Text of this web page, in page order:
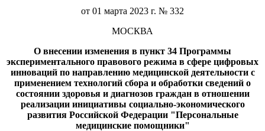
от 01 марта 2023 г. № 332
МОСКВА
О внесении изменения в пункт 34 Программы
экспериментального правового режима в сфере цифровых
инноваций по направлению медицинской деятельности с
применением технологий сбора и обработки сведений о
состоянии здоровья и диагнозов граждан в отношении
реализации инициативы социально-экономического
развития Российской Федерации "Персональные
медицинские помощники"